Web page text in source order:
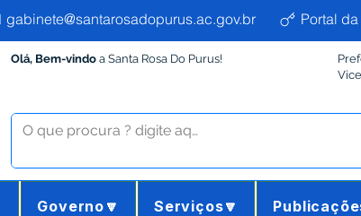
gabinete@santarosadopurus.ac.gov.br Portal
Olá, Bem-vindo a Santa Rosa Do Purus!
Vice
Governo🔽 Serviços🔽